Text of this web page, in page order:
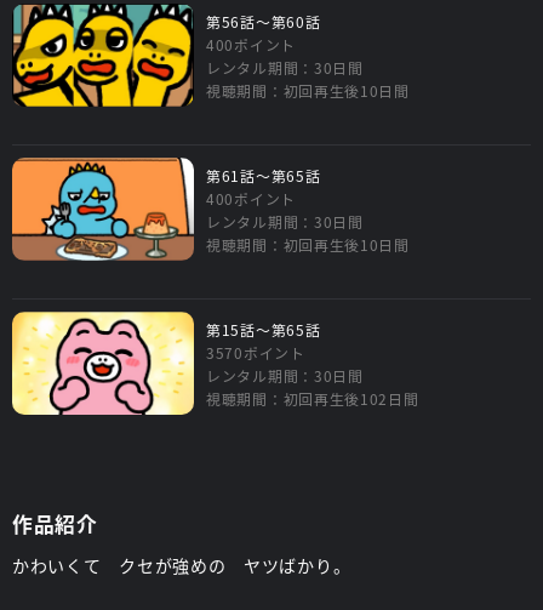
第56話～第60話
400ポイント
レンタル期間：30日間
視聴期間：初回再生後10日間
第61話～第65話
400ポイント
レンタル期間：30日間
視聴期間：初回再生後10日間
第15話～第65話
3570ポイント
レンタル期間：30日間
視聴期間：初回再生後102日間
作品紹介
かわいくて クセが強めの ヤツばかり。